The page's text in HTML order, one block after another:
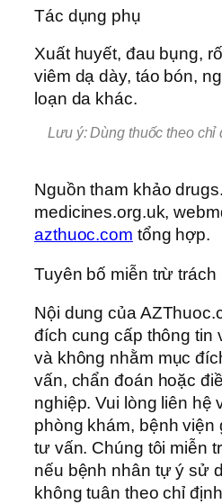
Tác dụng phụ
Xuất huyết, đau bụng,
viêm dạ dày, táo bón,
loạn da khác.
Lưu ý: Dùng thuốc theo chỉ
Nguồn tham khảo
medicines.org.uk,
azthuoc.com tổng hợp.
Tuyên bố miễn trừ trách
Nội dung của
đích cung cấp thông tin
và không nhằm mục
vấn, chẩn đoán hoặc
nghiệp. Vui lòng liên hệ
phòng khám, bệnh
tư vấn. Chúng tôi miễn
nếu bệnh nhân tự ý sử
không tuân theo chỉ